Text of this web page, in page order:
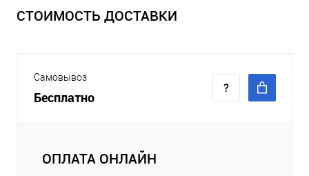
СТОИМОСТЬ ДОСТАВКИ
Самовывоз
Бесплатно
ОПЛАТА ОНЛАЙН